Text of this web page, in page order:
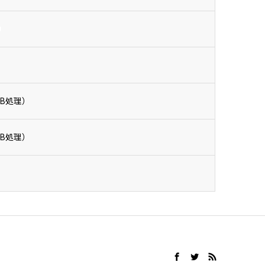
処理）
処理）